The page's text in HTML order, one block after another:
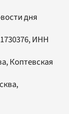
дня
ИНН
Коптевская
,